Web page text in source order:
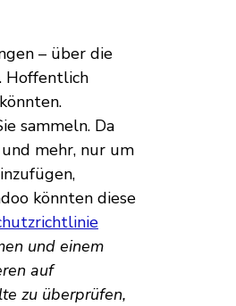
– über die
Hoffentlich
sammeln. Da
mehr, nur um
könnten diese
und einem
auf
zu überprüfen,